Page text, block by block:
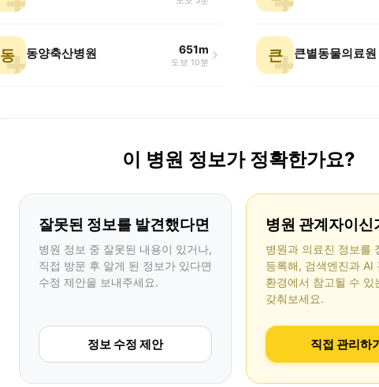
동 동양축산병원 651m
도보 10분 큰 큰별동물의료원
이 병원 정보가 정확한가요?
잘못된 정보를 발견했다면
병원 정보 중 잘못된 내용이 있거나,
직접 방문 후 알게 된 정보가 있다면
수정 제안을 보내주세요.
정보 수정 제안
병원 관계자이신
병원과 의료진 정보를
등록해, 검색엔진과 AI
환경에서 참고될 수 있
갖춰보세요.
직접 관리하